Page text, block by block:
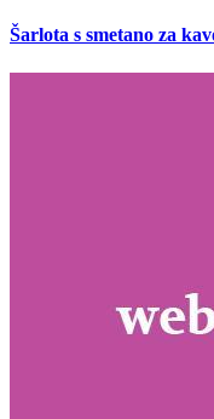
Šarlota s smetano za